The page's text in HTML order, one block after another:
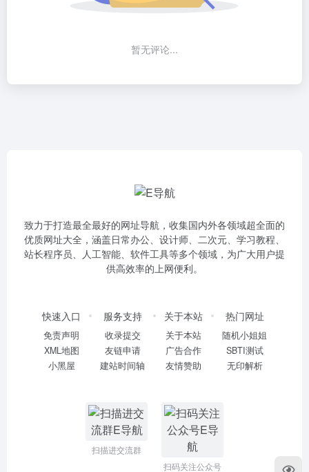
暂无评论...
致力于打造最全最好的网址导航，收集国内外各领域超全面的
优质网址大全，涵盖日常办公、设计师、二次元、学习教程、
站长程序员、人工智能、软件工具等多个领域，为广大用户提
供高效率的上网便利。
快速入口
免责声明
XML地图
小黑屋
服务支持
收录提交
友链申请
建站时间轴
关于本站
关于本站
广告合作
友情赞助
热门网址
随机小姐姐
SBTI测试
无印解析
扫描进交流群
扫码关注公众号